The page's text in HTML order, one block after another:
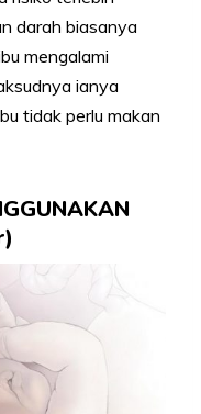
darah biasanya
mengalami
ianya
tidak perlu makan